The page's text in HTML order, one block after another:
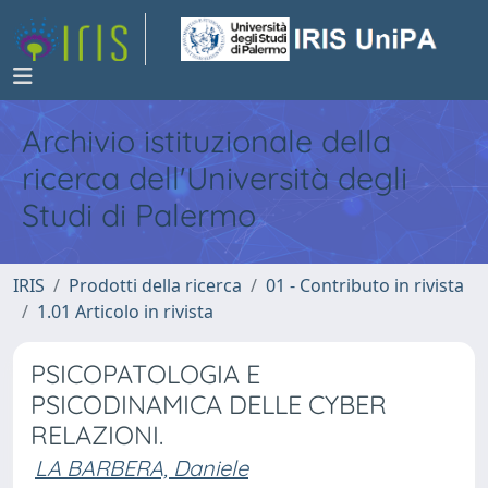
Archivio istituzionale della
ricerca dell'Università degli
Studi di Palermo
IRIS Prodotti della ricerca
01 - Contributo in rivista
1.01 Articolo in rivista
PSICOPATOLOGIA E
PSICODINAMICA DELLE CYBER
RELAZIONI.
LA BARBERA, Daniele